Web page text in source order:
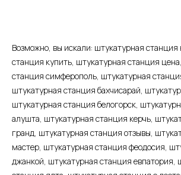
Возможно, вы искали: штукатурная
станция купить, штукатурная станция
станция симферополь, штукатурная
штукатурная станция бахчисарай,
штукатурная станция белогорск,
алушта, штукатурная станция керчь,
гранд, штукатурная станция отзывы,
мастер, штукатурная станция феодосия,
джанкой, штукатурная станция евпатория,